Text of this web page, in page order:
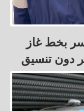
بخط غاز
دون تنسيق